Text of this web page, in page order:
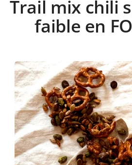
Trail mix chili
faible en